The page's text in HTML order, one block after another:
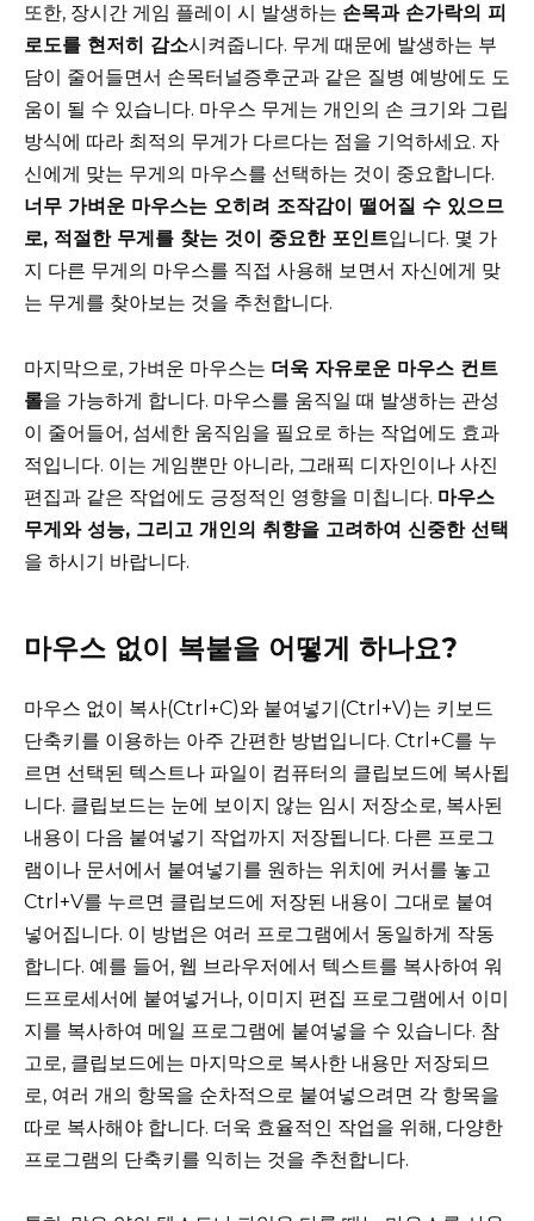
또한, 장시간 게임 플레이 시 발생하는 손목과 손가락의 피
로도를 현저히 감소시켜줍니다. 무게 때문에 발생하는 부
담이 줄어들면서 손목터널증후군과 같은 질병 예방에도 도
움이 될 수 있습니다. 마우스 무게는 개인의 손 크기와 그립
방식에 따라 최적의 무게가 다르다는 점을 기억하세요. 자
신에게 맞는 무게의 마우스를 선택하는 것이 중요합니다.
너무 가벼운 마우스는 오히려 조작감이 떨어질 수 있으므
로, 적절한 무게를 찾는 것이 중요한 포인트입니다. 몇 가
지 다른 무게의 마우스를 직접 사용해 보면서 자신에게 맞
는 무게를 찾아보는 것을 추천합니다.
마지막으로, 가벼운 마우스는 더욱 자유로운 마우스 컨트
롤을 가능하게 합니다. 마우스를 움직일 때 발생하는 관성
이 줄어들어, 섬세한 움직임을 필요로 하는 작업에도 효과
적입니다. 이는 게임뿐만 아니라, 그래픽 디자인이나 사진
편집과 같은 작업에도 긍정적인 영향을 미칩니다. 마우스
무게와 성능, 그리고 개인의 취향을 고려하여 신중한 선택
을 하시기 바랍니다.
마우스 없이 복붙을 어떻게 하나요?
마우스 없이 복사(Ctrl+C)와 붙여넣기(Ctrl+V)는 키보드
단축키를 이용하는 아주 간편한 방법입니다. Ctrl+C를 누
르면 선택된 텍스트나 파일이 컴퓨터의 클립보드에 복사됩
니다. 클립보드는 눈에 보이지 않는 임시 저장소로, 복사된
내용이 다음 붙여넣기 작업까지 저장됩니다. 다른 프로그
램이나 문서에서 붙여넣기를 원하는 위치에 커서를 놓고
Ctrl+V를 누르면 클립보드에 저장된 내용이 그대로 붙여
넣어집니다. 이 방법은 여러 프로그램에서 동일하게 작동
합니다. 예를 들어, 웹 브라우저에서 텍스트를 복사하여 워
드프로세서에 붙여넣거나, 이미지 편집 프로그램에서 이미
지를 복사하여 메일 프로그램에 붙여넣을 수 있습니다. 참
고로, 클립보드에는 마지막으로 복사한 내용만 저장되므
로, 여러 개의 항목을 순차적으로 붙여넣으려면 각 항목을
따로 복사해야 합니다. 더욱 효율적인 작업을 위해, 다양한
프로그램의 단축키를 익히는 것을 추천합니다.